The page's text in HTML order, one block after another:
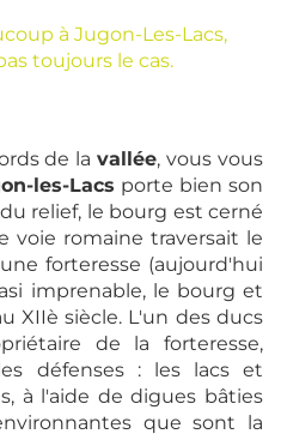
à Jugon-Les-Lacs,
toujours le cas.
de lavallée, vous vous
les-Lacs porte bien son
relief, le bourg est cerné
voie romaine traversait le
forteresse (aujourd'hui
imprenable, le bourg et
XIIè siècle. L'un des ducs
de la forteresse,
défenses : les lacs et
à l'aide de digues bâties
que sont la